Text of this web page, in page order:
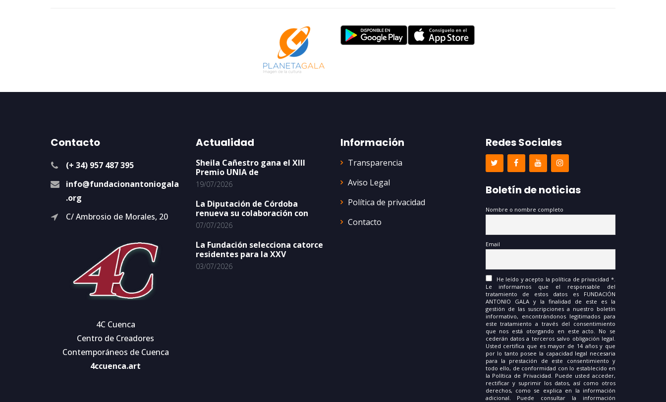
Contacto
(+ 34) 957 487 395
info@fundacionantoniogala
.org
C/ Ambrosio de Morales, 20
4C Cuenca
Centro de Creadores
Contemporáneos de Cuenca
4ccuenca.art
Actualidad
Sheila Cañestro gana el XIII
Premio UNIA de
19/07/2026
La Diputación de Córdoba
renueva su colaboración con
07/07/2026
La Fundación selecciona catorce
residentes para la XXV
03/07/2026
Información
Transparencia
Aviso Legal
Política de privacidad
Contacto
Redes Sociales
Boletín de noticias
Nombre o nombre completo
Email
He leído y acepto la política de privacidad *.
Le informamos que el responsable del
tratamiento de estos datos es FUNDACIÓN
ANTONIO GALA y la finalidad de este es la
gestión de las suscripciones a nuestro boletín
informativo, encontrándonos legitimados para
este tratamiento a través del consentimiento
que nos está otorgando en este acto. No se
cederán datos a terceros salvo obligación legal.
Usted certifica que es mayor de 14 años y que
por lo tanto posee la capacidad legal necesaria
para la prestación de este consentimiento y
todo ello, de conformidad con lo establecido en
la Política de Privacidad. Puede usted acceder,
rectificar y suprimir los datos, así como otros
derechos, como se explica en la información
adicional. Puede consultar la información